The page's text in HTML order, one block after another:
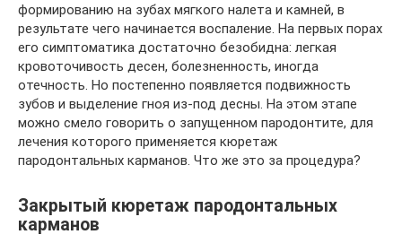
формированию на зубах мягкого налета и камней, в
результате чего начинается воспаление. На первых порах
его симптоматика достаточно безобидна: легкая
кровоточивость десен, болезненность, иногда
отечность. Но постепенно появляется подвижность
зубов и выделение гноя из-под десны. На этом этапе
можно смело говорить о запущенном пародонтите, для
лечения которого применяется кюретаж
пародонтальных карманов. Что же это за процедура?
Закрытый кюретаж пародонтальных
карманов